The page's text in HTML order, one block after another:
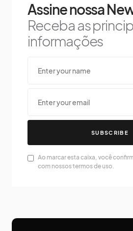
Assine nossa
Receba as
informações
SUBSCRIBE
Ao marcar esta caixa, você
com nossos termos de uso.